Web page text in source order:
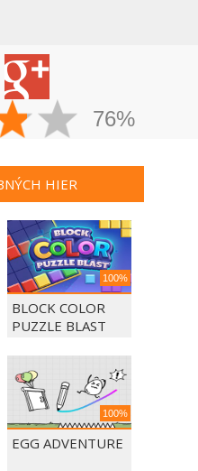
76%
HIER
100%
BLOCK COLOR
PUZZLE BLAST
100%
EGG ADVENTURE